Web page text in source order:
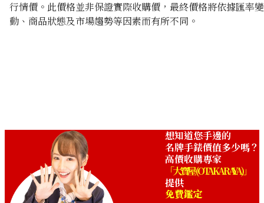
Cartier Mini Baignoir
WB520027
Cartier Baignoir Mini
WB520028
行情價。此價格並非保證實際收購價，最終價格將依據匯率變
動、商品狀態及市場趨勢等因素而有所不同。
想知道您手邊的
名牌手錶價值多少嗎？
高價收購專家
「大寶屋 (OTAKARAYA)」
提供
免費鑑定